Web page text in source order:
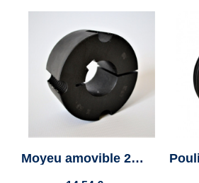
Moyeu amovible 2012 diamètre 35mm - "Taper lock 2012" - Clavette 10x3.3mm